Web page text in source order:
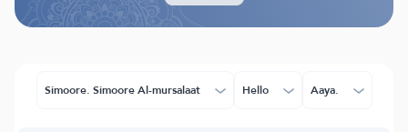
Simoore. Simoore Al-mursalaat Hello Aaya.